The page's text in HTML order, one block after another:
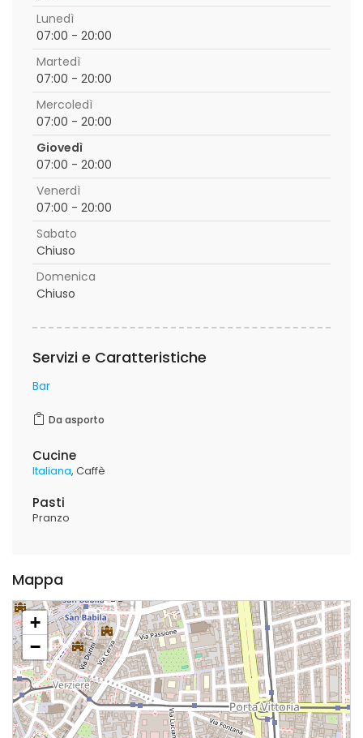
Lunedì
07:00 - 20:00
Martedì
07:00 - 20:00
Mercoledì
07:00 - 20:00
Giovedì
07:00 - 20:00
Venerdì
07:00 - 20:00
Sabato
Chiuso
Domenica
Chiuso
Servizi e Caratteristiche
Bar
Da asporto
Cucine
Italiana Caffè
Pasti
Pranzo
Mappa
+
−